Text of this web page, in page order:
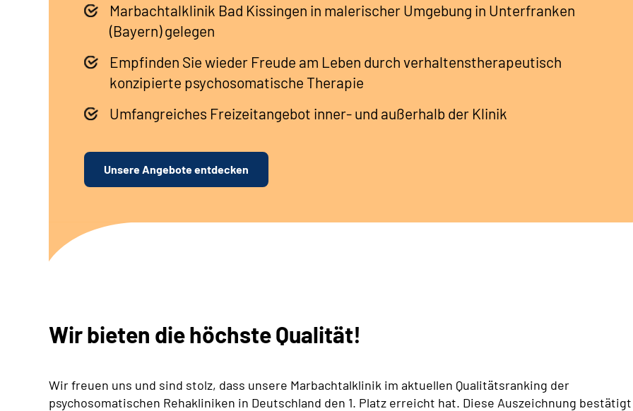
Marbachtalklinik Bad Kissingen in malerischer Umgebung in Unterfranken
(Bayern) gelegen
Empfinden Sie wieder Freude am Leben durch verhaltenstherapeutisch
konzipierte psychosomatische Therapie
Umfangreiches Freizeitangebot inner- und außerhalb der Klinik
Unsere Angebote entdecken
Wir bieten die höchste Qualität!
Wir freuen uns und sind stolz, dass unsere Marbachtalklinik im aktuellen Qualitätsranking der
psychosomatischen Rehakliniken in Deutschland den 1. Platz erreicht hat. Diese Auszeichnung bestätigt